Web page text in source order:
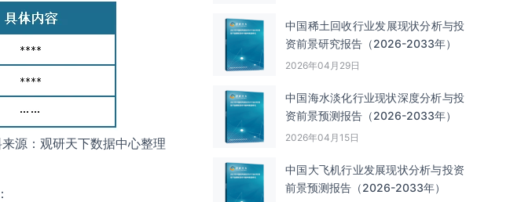
源：观研天下数据中心整理
中国‌‌稀土回收‌‌行业发展现状分析与投
资前景研究报告（2026-2033年）
2026年04月29日
中国海水淡化行业现状深度分析与投
资前景预测报告（2026-2033年）
2026年04月15日
中国大飞机行业发展现状分析与投资
前景预测报告（2026-2033年）